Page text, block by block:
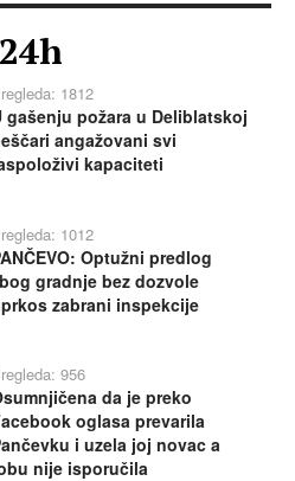
1812
gašenju požara u Deliblatskoj
angažovani svi
kapaciteti
1012
Optužni predlog
gradnje bez dozvole
zabrani inspekcije
956
da je preko
oglasa prevarila
i uzela joj novac a
nije isporučila